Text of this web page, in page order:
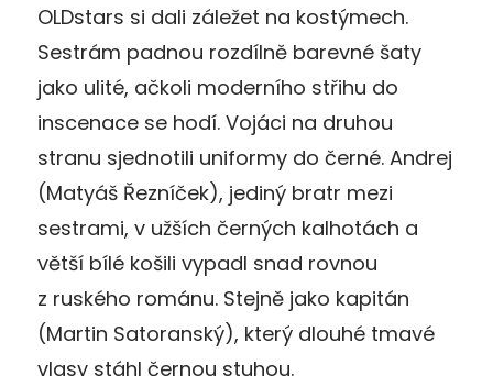
OLDstars si dali záležet na kostýmech.
Sestrám padnou rozdílně barevné šaty
jako ulité, ačkoli moderního střihu do
inscenace se hodí. Vojáci na druhou
stranu sjednotili uniformy do černé. Andrej
(Matyáš Řezníček), jediný bratr mezi
sestrami, v užších černých kalhotách a
větší bílé košili vypadl snad rovnou
z ruského románu. Stejně jako kapitán
(Martin Satoranský), který dlouhé tmavé
vlasy stáhl černou stuhou.